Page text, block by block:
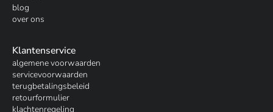
blog
over ons
Klantenservice
algemene voorwaarden
servicevoorwaarden
terugbetalingsbeleid
retourformulier
klachtenregeling